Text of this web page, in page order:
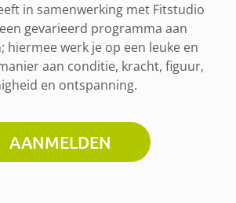
in samenwerking met Fitstudio
gevarieerd programma aan
hiermee werk je op een leuke en
aan conditie, kracht, figuur,
en ontspanning.
AANMELDEN